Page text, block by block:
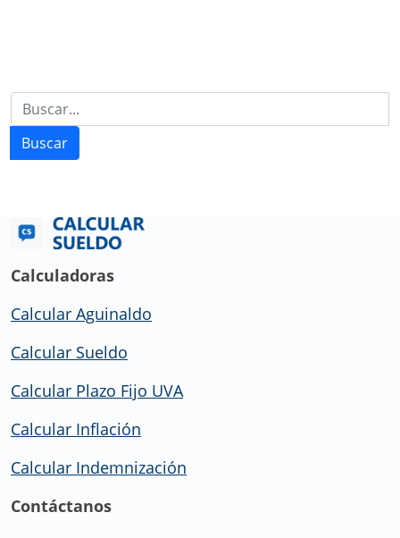
Buscar
Calculadoras
Calcular Aguinaldo
Calcular Sueldo
Calcular Plazo Fijo UVA
Calcular Inflación
Calcular Indemnización
Contáctanos